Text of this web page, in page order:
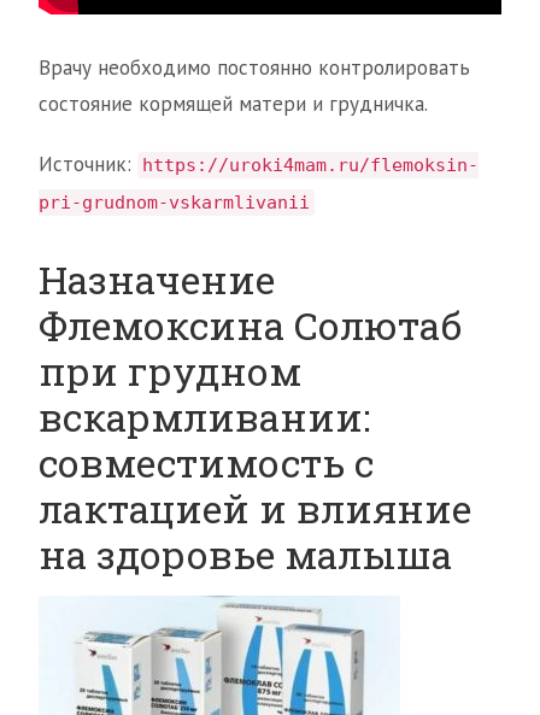
Врачу необходимо постоянно контролировать
состояние кормящей матери и грудничка.
Источник:
https://uroki4mam.ru/flemoksin-
pri-grudnom-vskarmlivanii
Назначение
Флемоксина Солютаб
при грудном
вскармливании:
совместимость с
лактацией и влияние
на здоровье малыша